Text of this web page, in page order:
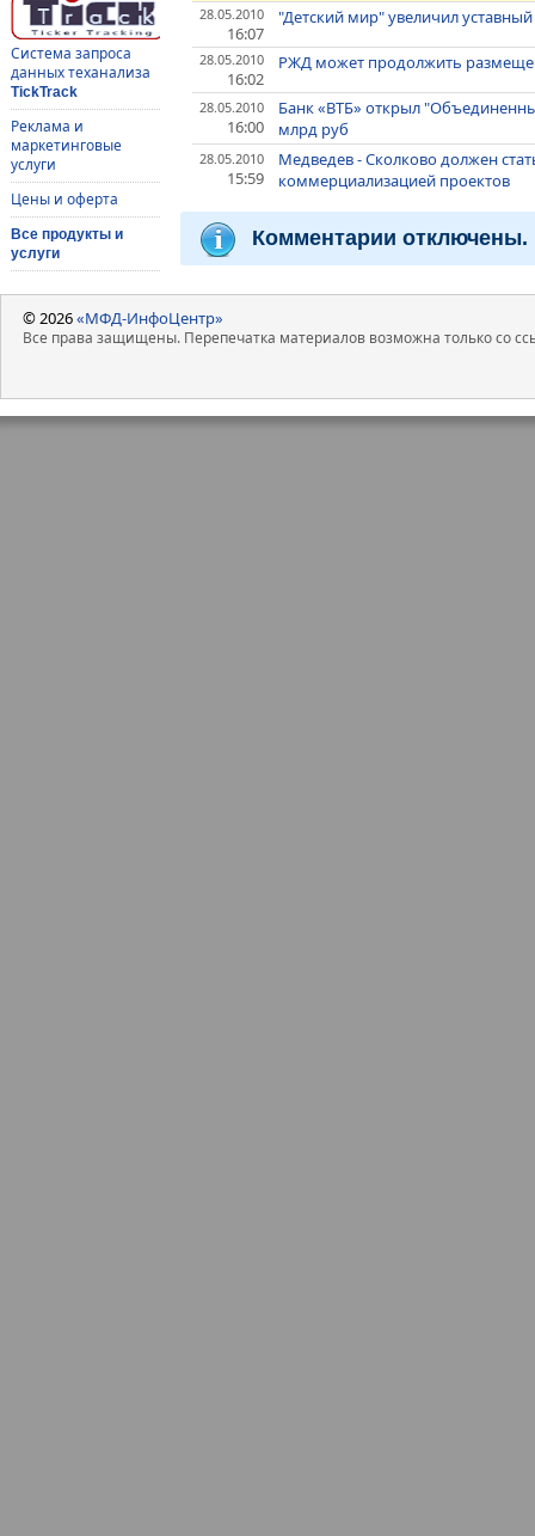
Система запроса
данных теханализа
TickTrack
Реклама и
маркетинговые
услуги
Цены и оферта
Все продукты и
услуги
28.05.2010
16:07
"Детский мир" увеличил
28.05.2010
16:02
РЖД может продолжить
28.05.2010
16:00
Банк «ВТБ» открыл
млрд руб
28.05.2010
15:59
Медведев - Сколково должен
коммерциализацией проектов
Комментарии отключены.
© 2026«МФД-ИнфоЦентр»
Все права защищены. Перепечатка материалов возможна только со